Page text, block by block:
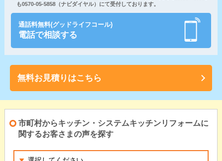
も0570-05-5858（ナビダイヤル）にて受付しております。
通話料無料(グッドライフコール)
電話で相談する
無料お見積りはこちら
市町村からキッチン・システムキッチンリフォームに
関するお客さまの声を探す